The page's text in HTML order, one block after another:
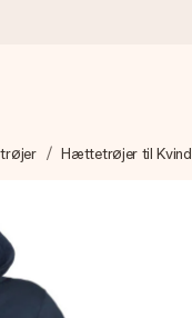
den lynhurtigt – så
Hættetrøjer til